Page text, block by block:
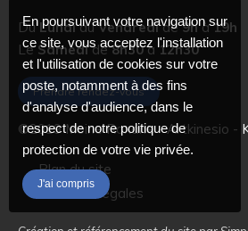
DuLundiauVendredide9hà19h
LeSamedide8h30à12h30
Prendre rendez-vous
©2019 Moine Roxane - Artkinesio -
Plan du site
Mentions légales
En poursuivant votre navigation sur
ce site, vous acceptez l'installation
et l'utilisation de cookies sur votre
poste, notamment à des fins
d'analyse d'audience, dans le
respect de notre politique de
protection de votre vie privée.
J'ai compris